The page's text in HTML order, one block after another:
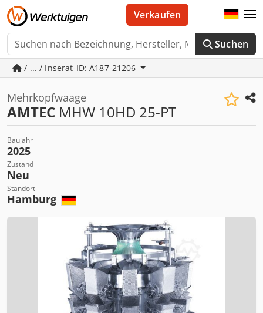
Suchen
Verkaufen
/ ... / Inserat-ID: A187-21206
Mehrkopfwaage
AMTEC MHW 10HD 25-PT
Baujahr
2025
Zustand
Neu
Standort
Hamburg